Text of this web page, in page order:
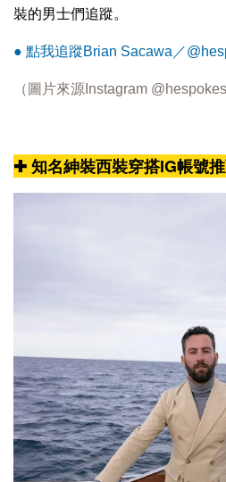
裝的男士們追蹤。
● 點我追蹤Brian Sacawa／
（圖片來源Instagram
✚ 知名紳裝西裝穿搭IG帳號